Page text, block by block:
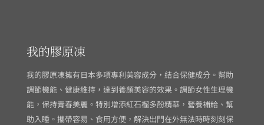
我的膠原凍
我的膠原凍擁有日本多項專利美容成分，結合保健成分。幫助
調節機能、健康維持，達到養顏美容的效果。調節女性生理機
能，保持青春美麗。特別增添紅石榴多酚精華，營養補給、幫
助入睡。攜帶容易、食用方便，解決出門在外無法時時刻刻保